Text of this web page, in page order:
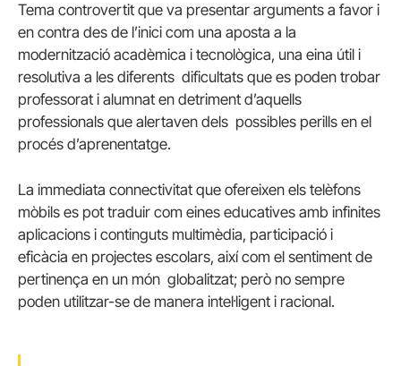
Tema controvertit que va presentar arguments a favor i
en contra des de l’inici com una aposta a la
modernització acadèmica i tecnològica, una eina útil i
resolutiva a les diferents dificultats que es poden trobar
professorat i alumnat en detriment d’aquells
professionals que alertaven dels possibles perills en el
procés d’aprenentatge.
La immediata connectivitat que ofereixen els telèfons
mòbils es pot traduir com eines educatives amb infinites
aplicacions i continguts multimèdia, participació i
eficàcia en projectes escolars, així com el sentiment de
pertinença en un món globalitzat; però no sempre
poden utilitzar-se de manera intel·ligent i racional.